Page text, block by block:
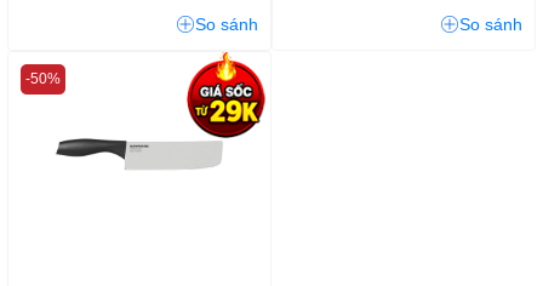
So sánh So sánh
-50%